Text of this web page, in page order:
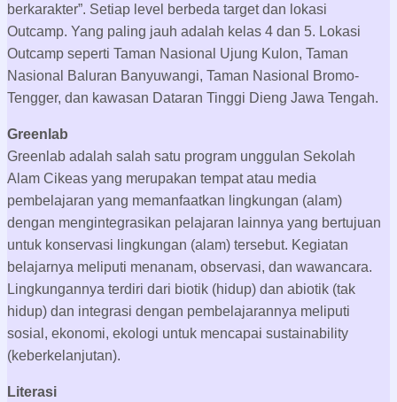
Outcamp
Outcamp (Outdoor fUn Training for Conservation &
Adventure caMP) merupakan salah satu kegiatan khas dan
program unggulan Sekolah Alam Cikeas untuk melatih
sekolah terdepan yang mencetak generasi pemimpin
berkarakter”. Setiap level berbeda target dan lokasi
Outcamp. Yang paling jauh adalah kelas 4 dan 5. Lokasi
Outcamp seperti Taman Nasional Ujung Kulon, Taman
Nasional Baluran Banyuwangi, Taman Nasional Bromo-
Tengger, dan kawasan Dataran Tinggi Dieng Jawa Tengah.
Greenlab
Greenlab adalah salah satu program unggulan Sekolah
Alam Cikeas yang merupakan tempat atau media